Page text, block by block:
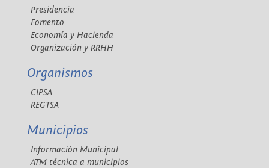
Presidencia
Fomento
Economía y Hacienda
Organización y RRHH
Organismos
CIPSA
REGTSA
Municipios
Información Municipal
ATM técnica a municipios